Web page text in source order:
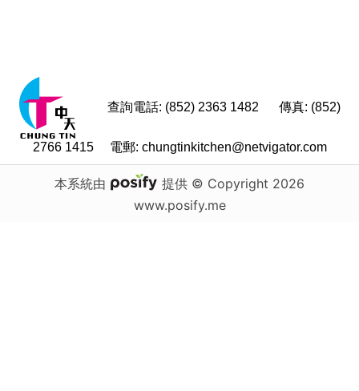
查詢電話: (852) 2363 1482 傳真: (852)
2766 1415 電郵: chungtinkitchen@netvigator.com
本系統由 提供 © Copyright 2026
www.posify.me